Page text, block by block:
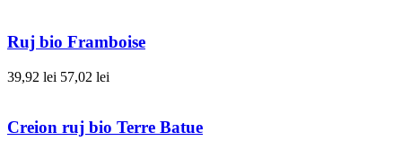
Ruj bio Framboise
39,92 lei 57,02 lei
Creion ruj bio Terre Batue